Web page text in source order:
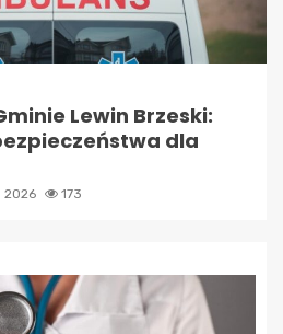
Lewin Brzeski:
dla
2026 173